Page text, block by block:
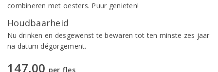
combineren met oesters. Puur genieten!
Houdbaarheid
Nu drinken en desgewenst te bewaren tot ten minste zes jaar
na datum dégorgement.
147,00 per fles